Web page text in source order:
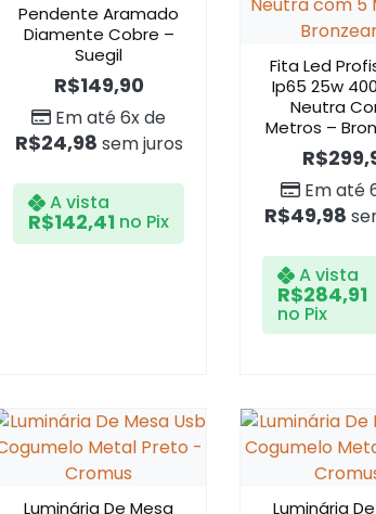
Pendente Aramado
Diamente Cobre –
Suegil
R$149,90
Em até 6x de
R$24,98 sem juros
A vista
R$142,41 no Pix
Fita Led
Ip65 25w
Neutra
Metros –
R$
Em até
R$49,98
A vista
R$284,91
no Pix
Luminária De Mesa
Luminária